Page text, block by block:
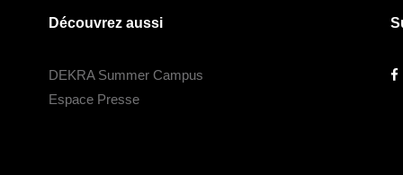
Découvrez aussi
DEKRA Summer Campus
Espace Presse